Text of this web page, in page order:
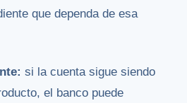
que dependa de esa
si la cuenta sigue siendo
el banco puede